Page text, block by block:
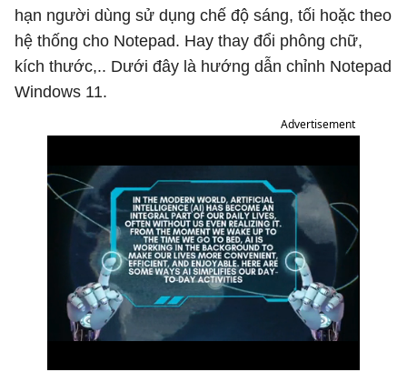
hạn người dùng sử dụng chế độ sáng, tối hoặc theo
hệ thống cho Notepad. Hay thay đổi phông chữ,
kích thước,.. Dưới đây là hướng dẫn chỉnh Notepad
Windows 11.
Advertisement